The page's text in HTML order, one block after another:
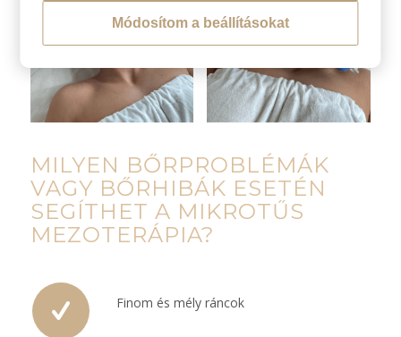
MILYEN BŐRPROBLÉMÁK
VAGY BŐRHIBÁK ESETÉN
SEGÍTHET A MIKROTŰS
MEZOTERÁPIA?
Finom és mély ráncok
Módosítom a beállításokat